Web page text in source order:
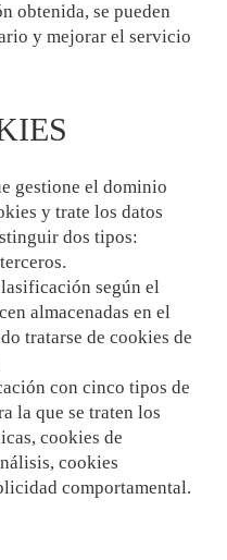
obtenida, se pueden
y mejorar el servicio
gestione el dominio
y trate los datos
dos tipos:
según el
almacenadas en el
tratarse de cookies de
con cinco tipos de
la que se traten los
cookies de
cookies
comportamental.